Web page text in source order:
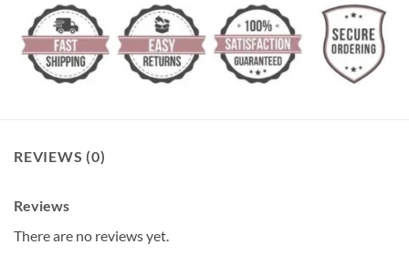
REVIEWS (0)
Reviews
There are no reviews yet.